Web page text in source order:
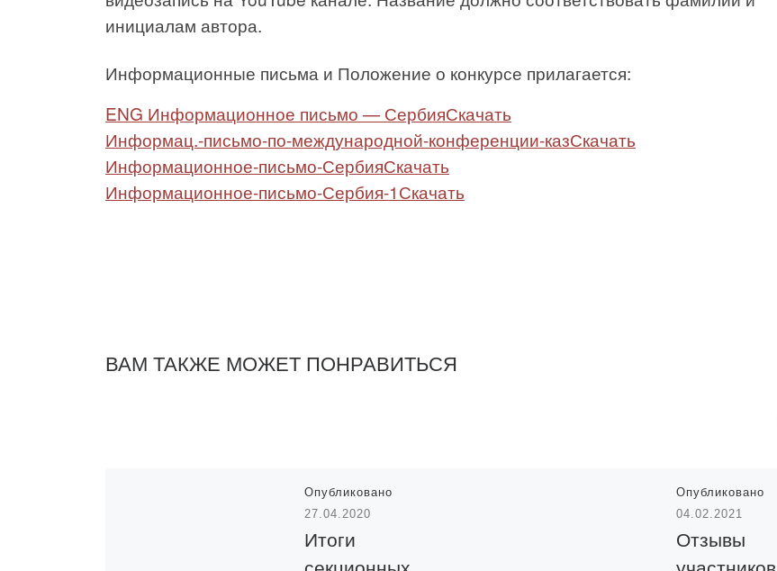
инициалам автора.
Информационные письма и Положение о конкурсе прилагается:
ENG Информационное письмо — СербияСкачать
Информац.-письмо-по-международной-конференции-казСкачать
Информационное-письмо-СербияСкачать
Информационное-письмо-Сербия-1Скачать
ВАМ ТАКЖЕ МОЖЕТ ПОНРАВИТЬСЯ
Опубликовано
27.04.2020
Итоги
Опубликовано
04.02.2021
Отзывы